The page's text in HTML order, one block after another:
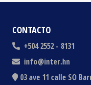
CONTACTO
+504 2552 - 8131
info@inter.hn
03 ave 11 calle SO